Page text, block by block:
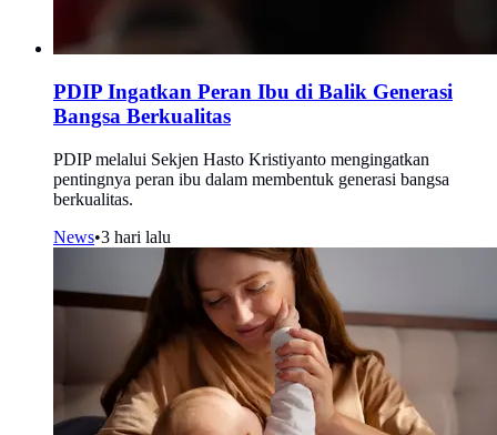
PDIP Ingatkan Peran Ibu di Balik Generasi
Bangsa Berkualitas
PDIP melalui Sekjen Hasto Kristiyanto mengingatkan
pentingnya peran ibu dalam membentuk generasi bangsa
berkualitas.
News•3 hari lalu